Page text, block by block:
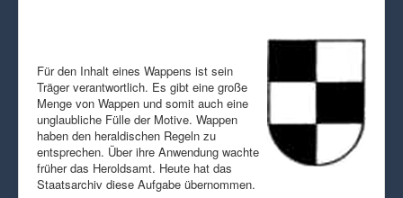
Für den Inhalt eines Wappens ist sein
Träger verantwortlich. Es gibt eine große
Menge von Wappen und somit auch eine
unglaubliche Fülle der Motive. Wappen
haben den heraldischen Regeln zu
entsprechen. Über ihre Anwendung wachte
früher das Heroldsamt. Heute hat das
Staatsarchiv diese Aufgabe übernommen.